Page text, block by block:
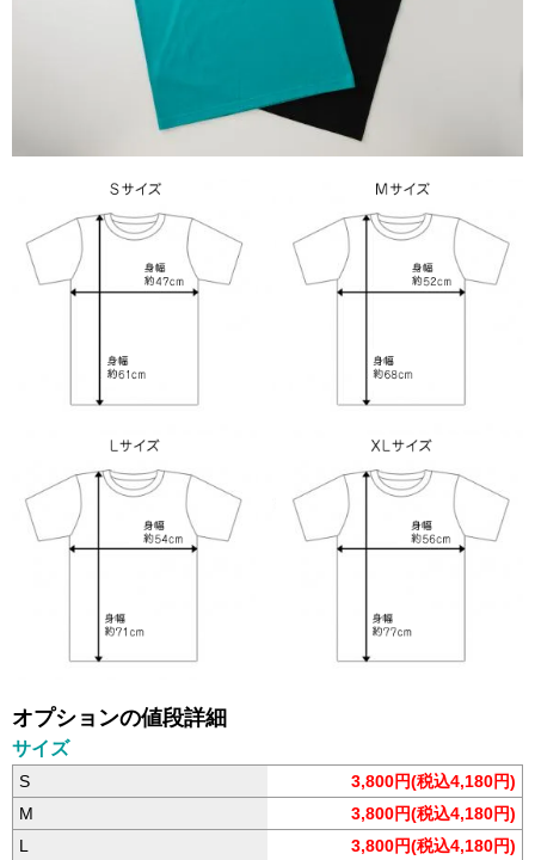
オプションの値段詳細
サイズ
S
3,800円(税込4,180円)
M
3,800円(税込4,180円)
L
3,800円(税込4,180円)